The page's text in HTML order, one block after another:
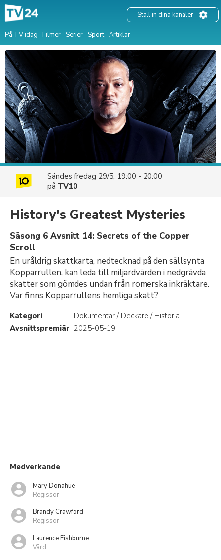
På TV idag Filmer Serier Sport Artiklar
Ställ in dina kanaler
Sändes fredag 29/5, 19:00 - 20:00
på TV10
History's Greatest Mysteries
Säsong 6 Avsnitt 14: Secrets of the Copper
Scroll
En uråldrig skattkarta, nedtecknad på den sällsynta
Kopparrullen, kan leda till miljardvärden i nedgrävda
skatter som gömdes undan från romerska inkräktare.
Var finns Kopparrullens hemliga skatt?
Kategori
Dokumentär / Deckare / Historia
Avsnittspremiär 2025-05-19
Medverkande
Mary Donahue
Regissör
Brandy Crawford
Regissör
Laurence Fishburne
Värd